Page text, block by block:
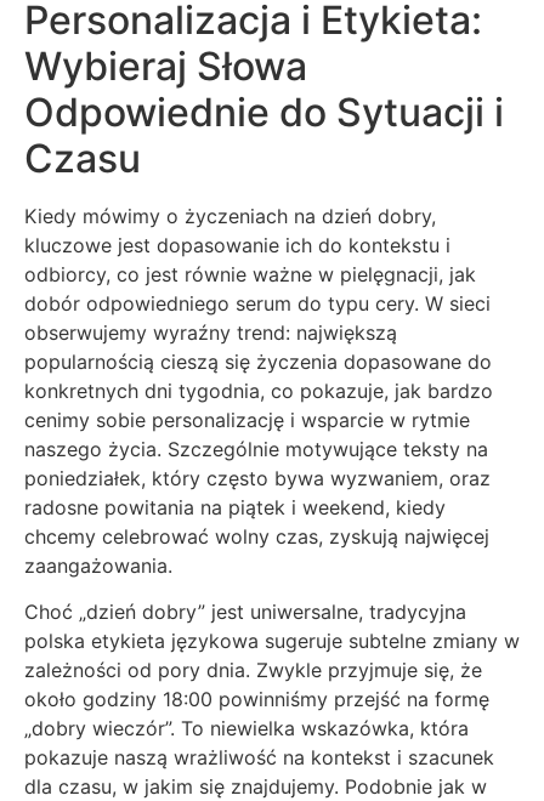
Personalizacja i Etykieta:
Wybieraj Słowa
Odpowiednie do Sytuacji i
Czasu
Kiedy mówimy o życzeniach na dzień dobry,
kluczowe jest dopasowanie ich do kontekstu i
odbiorcy, co jest równie ważne w pielęgnacji, jak
dobór odpowiedniego serum do typu cery. W sieci
obserwujemy wyraźny trend: największą
popularnością cieszą się życzenia dopasowane do
konkretnych dni tygodnia, co pokazuje, jak bardzo
cenimy sobie personalizację i wsparcie w rytmie
naszego życia. Szczególnie motywujące teksty na
poniedziałek, który często bywa wyzwaniem, oraz
radosne powitania na piątek i weekend, kiedy
chcemy celebrować wolny czas, zyskują najwięcej
zaangażowania.
Choć „dzień dobry” jest uniwersalne, tradycyjna
polska etykieta językowa sugeruje subtelne zmiany w
zależności od pory dnia. Zwykle przyjmuje się, że
około godziny 18:00 powinniśmy przejść na formę
„dobry wieczór”. To niewielka wskazówka, która
pokazuje naszą wrażliwość na kontekst i szacunek
dla czasu, w jakim się znajdujemy. Podobnie jak w